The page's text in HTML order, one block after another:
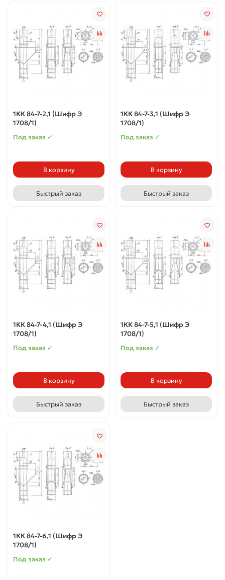
1КК 84-7-2,1 (Шифр Э
1708/1)
Под заказ ✓
В корзину
Быстрый заказ
1КК 84-7-3,1 (Шифр Э
1708/1)
Под заказ ✓
В корзину
Быстрый заказ
1КК 84-7-4,1 (Шифр Э
1708/1)
Под заказ ✓
В корзину
Быстрый заказ
1КК 84-7-5,1 (Шифр Э
1708/1)
Под заказ ✓
В корзину
Быстрый заказ
1КК 84-7-6,1 (Шифр Э
1708/1)
Под заказ ✓